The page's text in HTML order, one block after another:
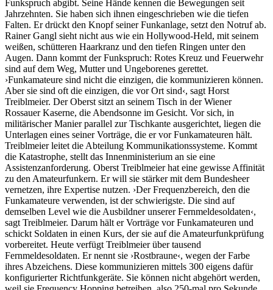
Funkspruch abgibt. Seine Hände kennen die Bewegungen seit
Jahrzehnten. Sie haben sich ihnen eingeschrieben wie die tiefen
Falten. Er drückt den Knopf seiner Funkanlage, setzt den Notruf ab.
Rainer Gangl sieht nicht aus wie ein Hollywood-Held, mit seinem
weißen, schütteren Haarkranz und den tiefen Ringen unter den
Augen. Dann kommt der Funkspruch: Rotes Kreuz und Feuerwehr
sind auf dem Weg, Mutter und Ungeborenes gerettet.
›Funkamateure sind nicht die einzigen, die kommunizieren können.
Aber sie sind oft die einzigen, die vor Ort sind‹, sagt Horst
Treiblmeier. Der Oberst sitzt an seinem Tisch in der Wiener
Rossauer Kaserne, die Abendsonne im Gesicht. Vor sich, in
militärischer Manier parallel zur Tischkante ausgerichtet, liegen die
Unterlagen eines seiner Vorträge, die er vor Funkamateuren hält.
Treiblmeier leitet die Abteilung Kommunikationssysteme. Kommt
die Katastrophe, stellt das Innenministerium an sie eine
Assistenzanforderung. Oberst Treiblmeier hat eine gewisse Affinität
zu den Amateurfunkern. Er will sie stärker mit dem Bundesheer
vernetzen, ihre Expertise nutzen. ›Der Frequenzbereich, den die
Funk­amateure verwenden, ist der schwierigste. Die sind auf
demselben Level wie die Ausbildner unserer Fernmeldesoldaten‹,
sagt Treiblmeier. Darum hält er Vorträge vor Funkamateuren und
schickt Soldaten in einen Kurs, der sie auf die Amateurfunkprüfung
vorbereitet. Heute verfügt Treiblmeier über tausend
Fernmeldesoldaten. Er nennt sie ›Rostbraune‹, wegen der Farbe
ihres Abzeichens. Diese kommunizieren mittels 300 eigens dafür
konfigurierter Richtfunkgeräte. Sie können nicht abgehört werden,